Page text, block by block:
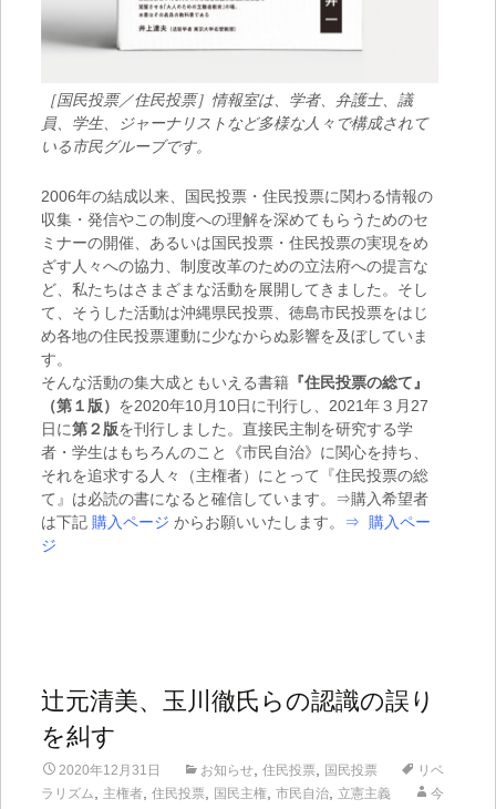
［国民投票／住民投票］情報室は、学者、弁護士、議
員、学生、ジャーナリストなど多様な人々で構成されて
いる市民グルーブです。
2006年の結成以来、国民投票・住民投票に関わる情報の
収集・発信やこの制度への理解を深めてもらうためのセ
ミナーの開催、あるいは国民投票・住民投票の実現をめ
ざす人々への協力、制度改革のための立法府への提言な
ど、私たちはさまざまな活動を展開してきました。そし
て、そうした活動は沖縄県民投票、徳島市民投票をはじ
め各地の住民投票運動に少なからぬ影響を及ぼしていま
す。
そんな活動の集大成ともいえる書籍『住民投票の総て』
（第１版） を2020年10月10日に刊行し、2021年３月27
日に第２版を刊行しました。直接民主制を研究する学
者・学生はもちろんのこと《市民自治》に関心を持ち、
それを追求する人々（主権者）にとって『住民投票の総
て』は必読の書になると確信しています。⇒購入希望者
は下記 購入ページ からお願いいたします。 ⇒ 購入ペー
ジ
辻元清美、玉川徹氏らの認識の誤り
を糾す
2020年12月31日 お知らせ 住民投票, 国民投票
リベ
ラリズム
主権者, 住民投票, 国民主権, 市民自治, 立憲主義
今